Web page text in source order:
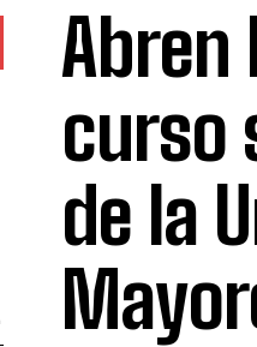
curso
de la